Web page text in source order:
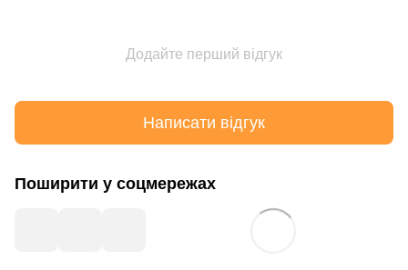
Додайте перший відгук
Написати відгук
Поширити у соцмережах